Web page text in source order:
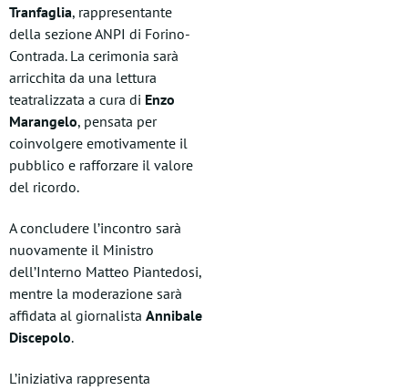
Tranfaglia, rappresentante
della sezione ANPI di Forino-
Contrada. La cerimonia sarà
arricchita da una lettura
teatralizzata a cura di Enzo
Marangelo, pensata per
coinvolgere emotivamente il
pubblico e rafforzare il valore
del ricordo.
A concludere l’incontro sarà
nuovamente il Ministro
dell’Interno Matteo Piantedosi,
mentre la moderazione sarà
affidata al giornalista Annibale
Discepolo.
L’iniziativa rappresenta